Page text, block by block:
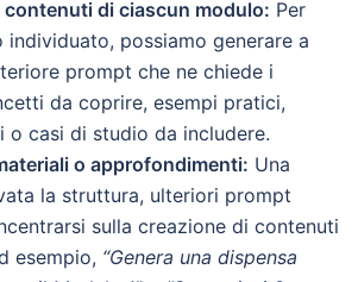
contenuti di ciascun modulo: Per
individuato, possiamo generare a
prompt che ne chiede i
da coprire, esempi pratici,
o casi di studio da includere.
o approfondimenti: Una
la struttura, ulteriori prompt
sulla creazione di contenuti
esempio, “Genera una dispensa